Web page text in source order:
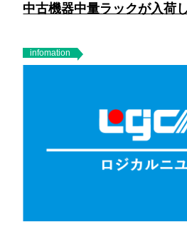
中古機器中量ラックが入荷
infomation